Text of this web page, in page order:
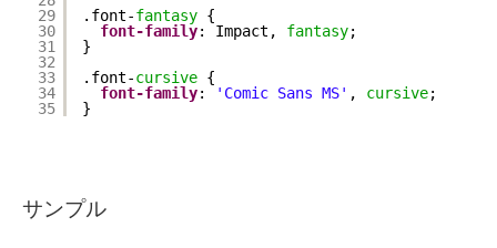
29
30
31
32
33
34
35
.font-fantasy {
font-family: Impact, fantasy;
}
.font-cursive {
font-family: 'Comic Sans MS' , cursive;
}
サンプル